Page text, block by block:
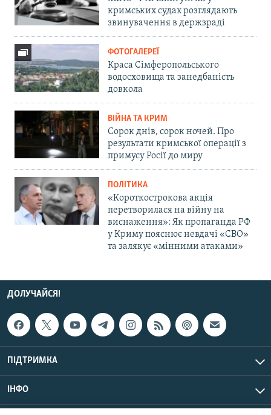
кримських судах розглядають
звинувачення в держзраді
ФОТОГАЛЕРЕЇ
Краса Сімферопольського
водосховища та занедбаність
довкола
ВІЙНА ТА КРИМ
Сорок днів, сорок ночей. Про
результати кримської операції з
примусу Росії до миру
ПОЛІТИКА
«Короткострокова акція
перетворилася на війну на
виснаження»: Як пропаганда РФ
у Криму пояснює невдачі «СВО»
та залякує «мінними атаками»
ДОЛУЧАЙСЯ!
ПІДТРИМКА
ІНФО